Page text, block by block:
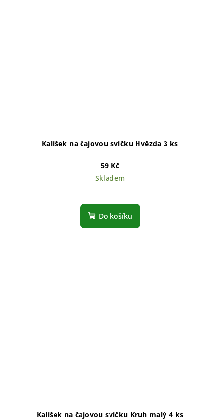
Kalíšek na čajovou svíčku Hvězda 3 ks
59 Kč
Skladem
Do košíku
Kalíšek na čajovou svíčku Kruh malý 4 ks